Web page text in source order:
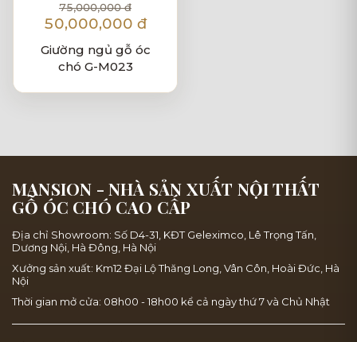
75,000,000 đ
50,000,000 đ
Giường ngủ gỗ óc
chó G-M023
MANSION - NHÀ SẢN XUẤT NỘI THẤT
GỖ ÓC CHÓ CAO CẤP
Địa chỉ Showroom: Số D4-31, KĐT Geleximco, Lê Trọng Tấn,
Dương Nội, Hà Đông, Hà Nội
Xưởng sản xuất: Km12 Đại Lộ Thăng Long, Vân Côn, Hoài Đức, Hà
Nội
Thời gian mở cửa: 08h00 - 18h00 kể cả ngày thứ 7 và Chủ Nhật